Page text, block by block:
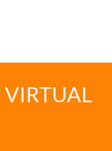
VIRTUAL